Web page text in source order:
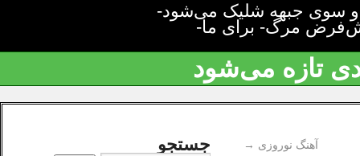
سوی جبهه شلیک می‌شود-
مرگ- برای ما-
تازه می‌شود
آهنگ نوروزی → جستجو